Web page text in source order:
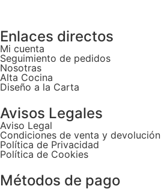
Enlaces directos
Mi cuenta
Seguimiento de pedidos
Nosotras
Alta Cocina
Diseño a la Carta
Avisos Legales
Aviso Legal
Condiciones de venta y devolución
Política de Privacidad
Política de Cookies
Métodos de pago